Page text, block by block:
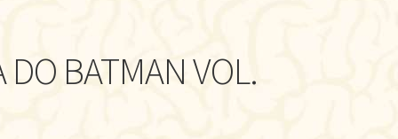
DO BATMAN VOL.